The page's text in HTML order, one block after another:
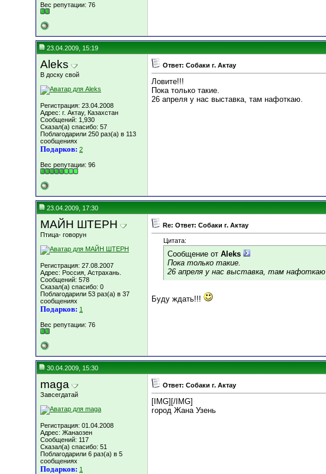
Вес репутации: 76
23.04.2009, 15:19
Aleks
В доску свой
Регистрация: 23.04.2008
Адрес: г. Актау, Казахстан
Сообщений: 1,930
Сказал(а) спасибо: 57
Поблагодарили 250 раз(а) в 113
сообщениях
Подарков: 2
Вес репутации: 96
Ответ: Собаки г. Актау
Ловите!!!
Пока только такие.
26 апреля у нас выставка, там нафоткаю.
23.04.2009, 17:30
МАЙН ШТЕРН
Птица- говорун
Регистрация: 27.08.2007
Адрес: Россия, Астрахань.
Сообщений: 578
Сказал(а) спасибо: 0
Поблагодарили 53 раз(а) в 37
сообщениях
Подарков: 1
Вес репутации: 76
Re: Ответ: Собаки г. Актау
Цитата:
Сообщение от Aleks
Пока только такие.
26 апреля у нас выставка, там нафоткаю
Буду ждать!!!
30.04.2009, 15:30
maga
Завсегдатай
Регистрация: 01.04.2008
Адрес: Жанаозен
Сообщений: 117
Сказал(а) спасибо: 51
Поблагодарили 6 раз(а) в 5
сообщениях
Подарков: 1
Ответ: Собаки г. Актау
[IMG] [/IMG]
город Жана Узень